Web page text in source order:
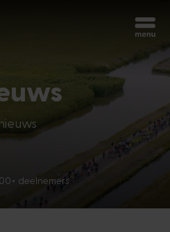
70 nationaliteiten
Begin opnieuw
chatbot van de
ik je mee helpen?